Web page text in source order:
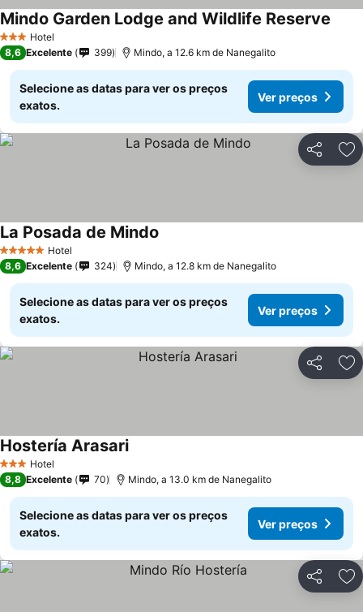
3 EstrelasHotel
Mindo Garden Lodge and Wildlife Reserve
8,6 Excelente 399 Mindo, a 12.6 km de Nanegalito
Selecione as datas para ver os preços
exatos.
Ver preços
Partilhar
5 Estrelas Hotel
La Posada de Mindo
8,6 Excelente 324 Mindo, a 12.8 km de Nanegalito
Selecione as datas para ver os preços
exatos.
Ver preços
Partilhar
3 EstrelasHotel
Hostería Arasari
8,8 Excelente 70 Mindo, a 13.0 km de Nanegalito
Selecione as datas para ver os preços
exatos.
Ver preços
Partilhar